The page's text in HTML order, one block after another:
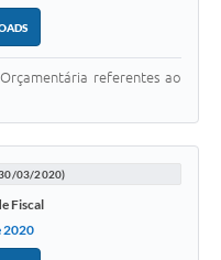
referentes ao
03/2020)
Fiscal
2020